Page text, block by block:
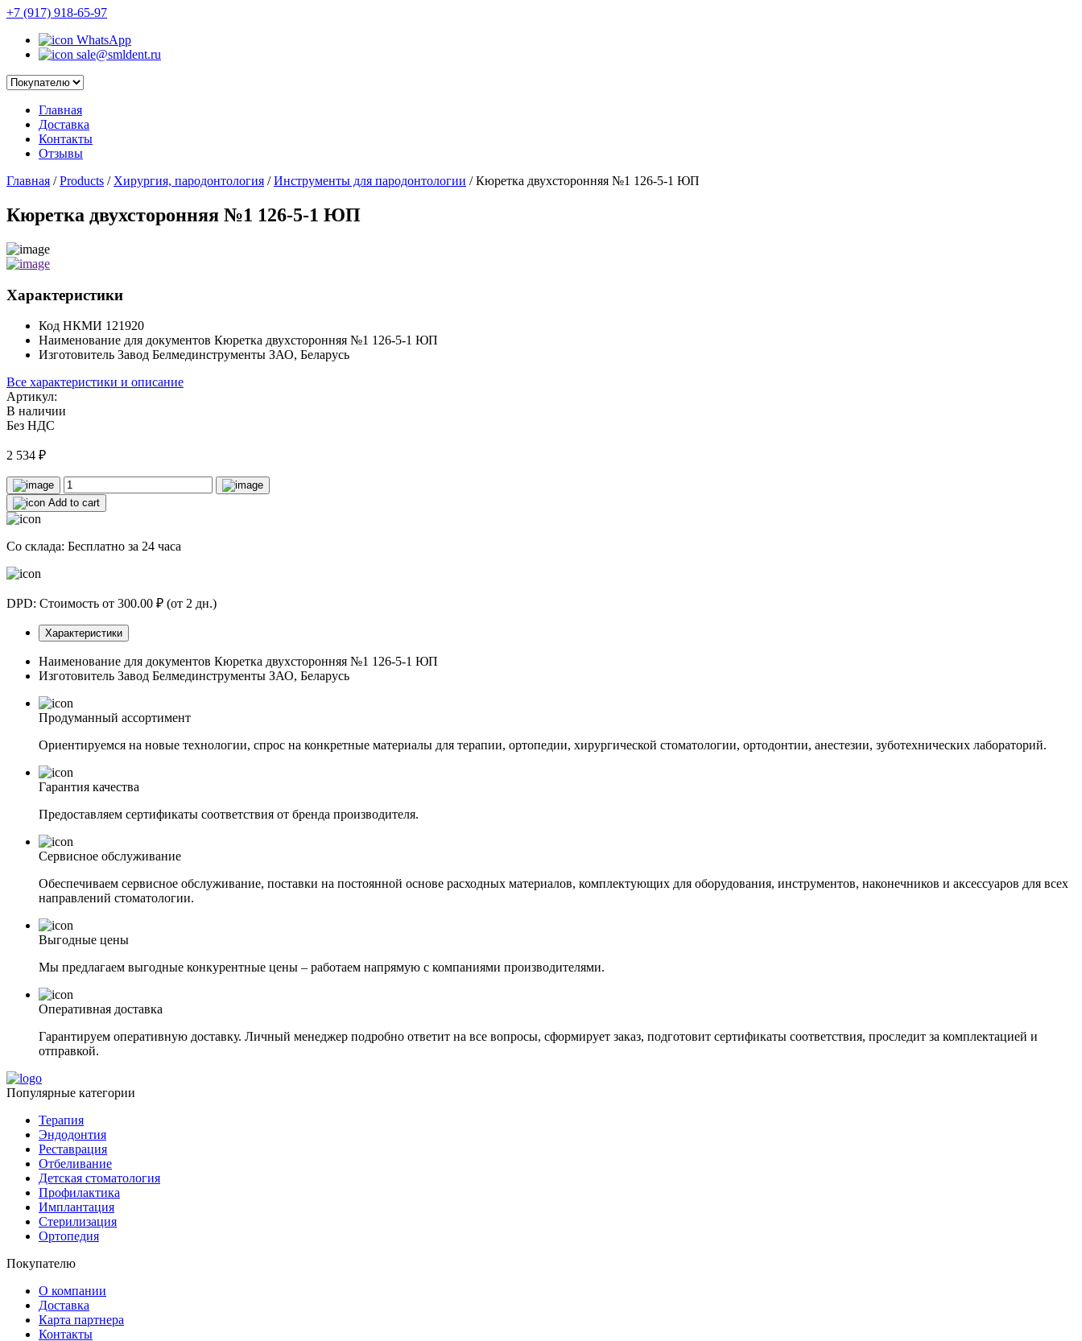
+7 (917) 918-65-97
WhatsApp
sale@smldent.ru
Главная
Доставка
Контакты
Отзывы
Главная / Products / Хирургия, пародонтология / Инструменты для пародонтологии /Кюретка двухсторонняя №1 126-5-1 ЮП
Кюретка двухсторонняя №1 126-5-1 ЮП
Характеристики
Код НКМИ 121920
Наименование для документов Кюретка двухсторонняя №1 126-5-1 ЮП
Изготовитель Завод Белмединструменты ЗАО, Беларусь
Все характеристики и описание
Артикул:
В наличии
Без НДС
2 534 ₽
Add to cart
Со склада: Бесплатно за 24 часа
DPD: Стоимость от 300.00 ₽ (от 2 дн.)
Характеристики
Наименование для документов Кюретка двухсторонняя №1 126-5-1 ЮП
Изготовитель Завод Белмединструменты ЗАО, Беларусь
Продуманный ассортимент
Ориентируемся на новые технологии, спрос на конкретные материалы для терапии, ортопедии, хирургической стоматологии, ортодонтии, анестезии, зуботехнических лабораторий.
Гарантия качества
Предоставляем сертификаты соответствия от бренда производителя.
Сервисное обслуживание
Обеспечиваем сервисное обслуживание, поставки на постоянной основе расходных материалов, комплектующих для оборудования, инструментов, наконечников и аксессуаров для всех
направлений стоматологии.
Выгодные цены
Мы предлагаем выгодные конкурентные цены – работаем напрямую с компаниями производителями.
Оперативная доставка
Гарантируем оперативную доставку. Личный менеджер подробно ответит на все вопросы, сформирует заказ, подготовит сертификаты соответствия, проследит за комплектацией и
отправкой.
Популярные категории
Терапия
Эндодонтия
Реставрация
Отбеливание
Детская стоматология
Профилактика
Имплантация
Стерилизация
Ортопедия
Покупателю
О компании
Доставка
Карта партнера
Контакты